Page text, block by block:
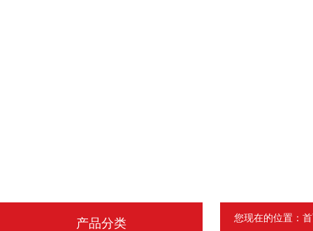
产品分类 您现在的位置：